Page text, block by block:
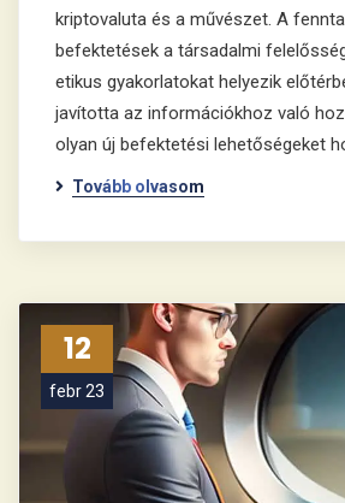
kriptovaluta és a művészet. A
befektetések a társadalmi
etikus gyakorlatokat helyezik
javította az információkhoz való
olyan új befektetési lehetőségeket
Tovább olvasom
12
febr 23